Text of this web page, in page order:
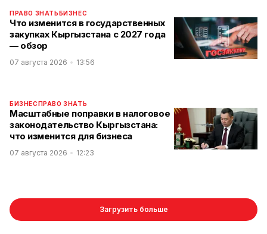
ПРАВО ЗНАТЬ БИЗНЕС
Что изменится в государственных
закупках Кыргызстана с 2027 года
— обзор
07 августа 2026 13:56
БИЗНЕС ПРАВО ЗНАТЬ
Масштабные поправки в налоговое
законодательство Кыргызстана:
что изменится для бизнеса
07 августа 2026 12:23
Загрузить больше